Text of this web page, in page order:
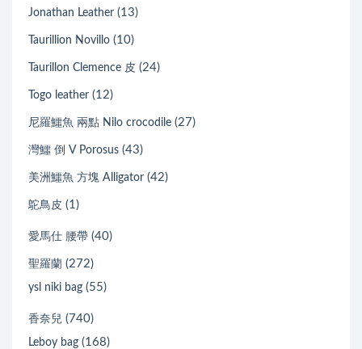
Jonathan Leather (13)
Taurillion Novillo (10)
Taurillon Clemence 皮 (24)
Togo leather (12)
尼羅鱷魚 兩點 Nilo crocodile (27)
灣鱷 倒 V Porosus (43)
美洲鱷魚 方塊 Alligator (42)
鴕鳥皮 (1)
愛馬仕 腰帶 (40)
聖羅蘭 (272)
ysl niki bag (55)
香奈兒 (740)
Leboy bag (168)